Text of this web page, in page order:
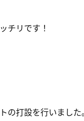
チリです！
の打設を行いました。